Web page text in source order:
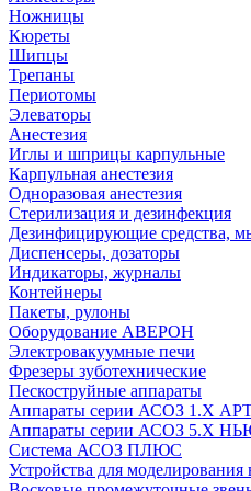
Ножницы
Кюреты
Шипцы
Трепаны
Периотомы
Элеваторы
Анестезия
Иглы и шприцы карпульные
Карпульная анестезия
Одноразовая анестезия
Стерилизация и дезинфекция
Дезинфицирующие средства,
Диспенсеры, дозаторы
Индикаторы, журналы
Контейнеры
Пакеты, рулоны
Оборудование АВЕРОН
Электровакуумные печи
Фрезеры зуботехнические
Пескоструйные аппараты
Аппараты серии АСОЗ 1.Х
Аппараты серии АСОЗ 5.Х
Система АСОЗ ПЛЮС
Устройства для моделирования